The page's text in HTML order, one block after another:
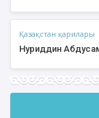
Қазақстан қарилары
Нуриддин